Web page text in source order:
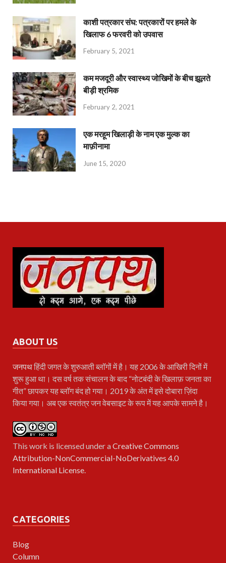
काशी पत्रकार संघ: पत्रकारों पर हमले के
खिलाफ 6 फरवरी को उपवास
February 5, 2021
कम मजदूरी और स्वास्थ्य जोखिमों के बीच झूलते
बीड़ी श्रमिक
February 2, 2021
एक मरहूम खिलाड़ी के नाम एक मुल्क का
माफ़ीनामा
June 15, 2020
ABOUT US
जनपथहिंदी जगत के शुरुआती ब्लॉगों में है। यह 2006 के आखिरी दिनों में
शुरू हुआ था। दस वर्ष तक संचालन के बाद “नोटबंदी के खिलाफ़ जनता का
गीत” छापकर यह ब्लॉग बंद हो गया। 2019 के अंत में इसे दोबारा ज़िंदा
किया गया। अब एक स्वतंत्र जन वेबसाइट के रूप में यह आपके सामने है।
This work is licensed under aCreative Commons
Attribution-NonCommercial-NoDerivatives 4.0
International License.
CATEGORIES
Blog
Column